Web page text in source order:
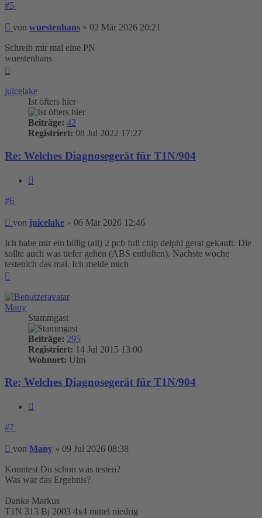
#5
Beitrag
von wuestenhans » 02 Mär 2026 20:21
Schreib mir mal eine PN
wuestenhans
juicelake
Ist öfters hier
Beiträge: 42
Registriert: 08 Jul 2022 17:27
Re: Welches Diagnosegerät für T1N/904
#6
Beitrag
von juicelake » 06 Mär 2026 12:46
Ich habe mir ein billig (ali) 2 pcb full chip delphi gerat gekauft. Die
sollte auch was tiefer gehen (ABS entluften). Nachste woche
testenich das mal. Ich melde mich
Many
Stammgast
Beiträge: 295
Registriert: 14 Jul 2015 13:00
Wohnort: Ulm
Re: Welches Diagnosegerät für T1N/904
#7
Beitrag
von Many » 09 Jul 2026 08:38
Konntest Du schon was testen?
Was war das Ergebnis?
Danke Markus
T1N 313 Bj 2003 4x4 mittel niedrig